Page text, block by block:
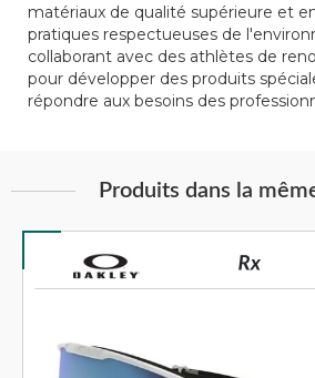
matériaux de qualité supérieure et
pratiques respectueuses de
collaborant avec des athlètes de
pour développer des produits
répondre aux besoins des
Produits dans la